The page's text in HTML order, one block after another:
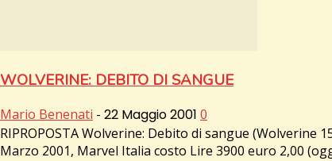
WOLVERINE: DEBITO DI SANGUE
Mario Benenati - 22 Maggio 2001 0
RIPROPOSTA Wolverine: Debito di sangue (Wolverine
Marzo 2001, Marvel Italia costo Lire 3900 euro 2,00